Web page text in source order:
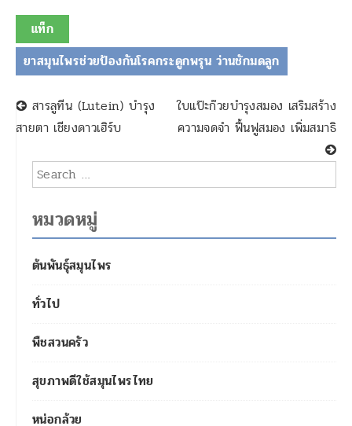
แท็ก
ยาสมุนไพรช่วยป้องกันโรคกระดูกพรุน ว่านชักมดลูก
นำทางโพสต์
สารลูทีน (Lutein) บำรุง
สายตา เชียงดาวเฮิร์บ
ใบแป๊ะก๊วยบำรุงสมอง เสริมสร้าง
ความจดจำ ฟื้นฟูสมอง เพิ่มสมาธิ
ผลการค้นหา: %s
หมวดหมู่
ต้นพันธุ์สมุนไพร
ทั่วไป
พืชสวนครัว
สุขภาพดีใช้สมุนไพรไทย
หน่อกล้วย